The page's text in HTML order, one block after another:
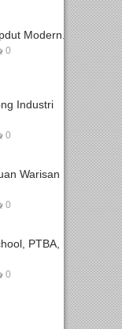
Modern...
0
Industri
0
Warisan
0
PTBA,
0